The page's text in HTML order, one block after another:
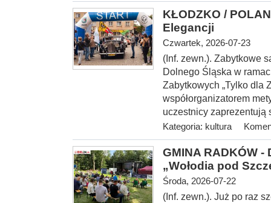
KŁODZKO /
Elegancji
Czwartek, 2026-07-23
(Inf. zewn.). Zabytkowe
Dolnego Śląska w
Zabytkowych „Tylko dla
współorganizatorem
uczestnicy
Kategoria: kultura
GMINA RADKÓW
„Wołodia pod
Środa, 2026-07-22
(Inf. zewn.). Już po raz